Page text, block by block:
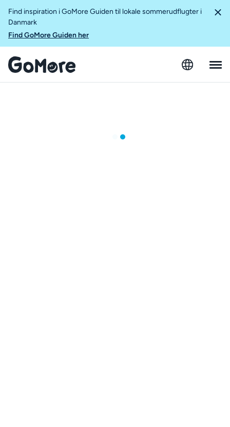
Find inspiration i GoMore Guiden til lokale sommerudflugter i
Danmark
Find GoMore Guiden her